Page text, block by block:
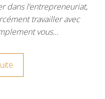
dans l’entrepreneuriat,
travailler avec
vous…